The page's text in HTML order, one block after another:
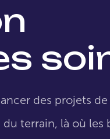
des projets
terrain, là où les